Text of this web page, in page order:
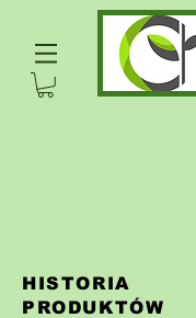
HISTORIA
PRODUKTÓW